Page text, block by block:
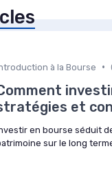
à la Bourse •
et
en bourse séduit
sur le long